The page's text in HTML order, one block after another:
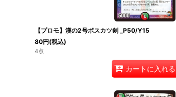
【プロモ】漢の2号ボスカツ剣 _P50/Y15
80円(税込)
4点
カートに入れる